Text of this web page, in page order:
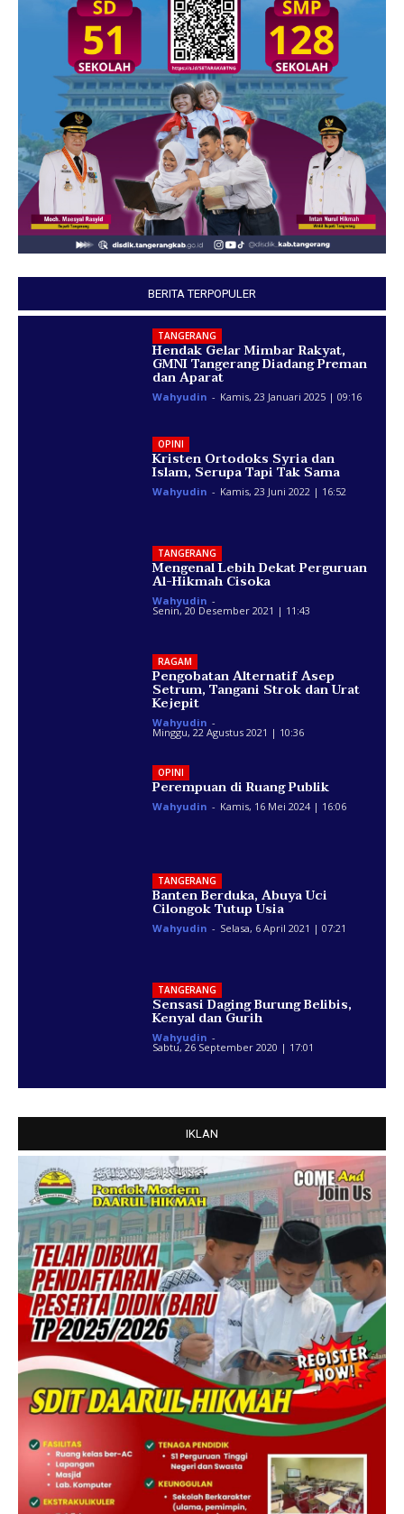
BERITA TERPOPULER
TANGERANG
Hendak Gelar Mimbar Rakyat,
GMNI Tangerang Diadang Preman
dan Aparat
Wahyudin - Kamis, 23 Januari 2025 | 09:16
OPINI
Kristen Ortodoks Syria dan
Islam, Serupa Tapi Tak Sama
Wahyudin - Kamis, 23 Juni 2022 | 16:52
TANGERANG
Mengenal Lebih Dekat Perguruan
Al-Hikmah Cisoka
Wahyudin -
Senin, 20 Desember 2021 | 11:43
RAGAM
Pengobatan Alternatif Asep
Setrum, Tangani Strok dan Urat
Kejepit
Wahyudin -
Minggu, 22 Agustus 2021 | 10:36
OPINI
Perempuan di Ruang Publik
Wahyudin - Kamis, 16 Mei 2024 | 16:06
TANGERANG
Banten Berduka, Abuya Uci
Cilongok Tutup Usia
Wahyudin - Selasa, 6 April 2021 | 07:21
TANGERANG
Sensasi Daging Burung Belibis,
Kenyal dan Gurih
Wahyudin -
Sabtu, 26 September 2020 | 17:01
IKLAN